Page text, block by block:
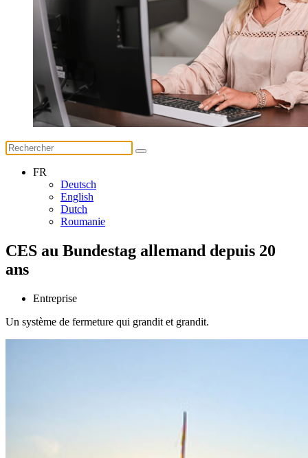
FR
Deutsch
English
Dutch
Roumanie
CES au Bundestag allemand depuis 20
ans
Entreprise
Un système de fermeture qui grandit et grandit.